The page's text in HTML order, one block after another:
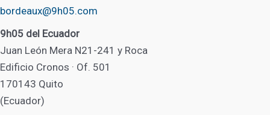
bordeaux@9h05.com
9h05 del Ecuador
Juan León Mera N21-241 y Roca
Edificio Cronos · Of. 501
170143 Quito
(Ecuador)